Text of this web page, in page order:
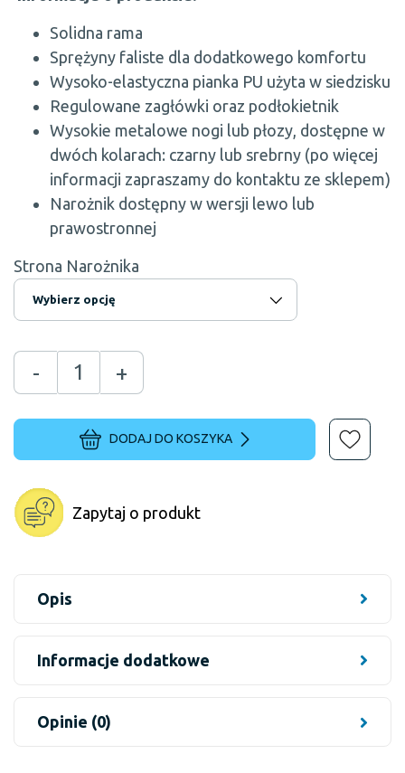
Solidna rama
Sprężyny faliste dla dodatkowego komfortu
Wysoko-elastyczna pianka PU użyta w siedzisku
Regulowane zagłówki oraz podłokietnik
Wysokie metalowe nogi lub płozy, dostępne w
dwóch kolarach: czarny lub srebrny (po więcej
informacji zapraszamy do kontaktu ze sklepem)
Narożnik dostępny w wersji lewo lub
prawostronnej
Strona Narożnika
- +
DODAJ DO KOSZYKA
Zapytaj o produkt
Opis
Informacje dodatkowe
Opinie (0)